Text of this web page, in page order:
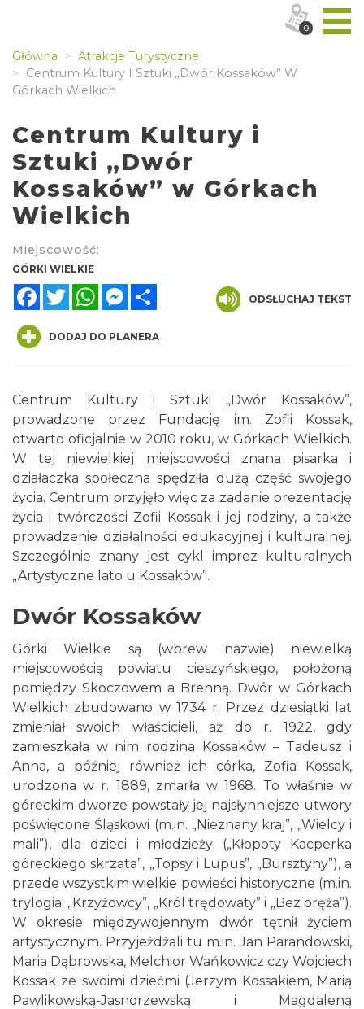
Główna
Atrakcje Turystyczne
Centrum Kultury I Sztuki „Dwór Kossaków” W
Górkach Wielkich
Centrum Kultury i
Sztuki „Dwór
Kossaków” w Górkach
Wielkich
Miejscowość:
GÓRKI WIELKIE
FacebookTwitterWhatsAppMessenger
ODSŁUCHAJ TEKST
DODAJ DO PLANERA
Centrum Kultury i Sztuki „Dwór Kossaków”,
prowadzone przez Fundację im. Zofii Kossak,
otwarto oficjalnie w 2010 roku, w Górkach Wielkich.
W tej niewielkiej miejscowości znana pisarka i
działaczka społeczna spędziła dużą część swojego
życia. Centrum przyjęło więc za zadanie prezentację
życia i twórczości Zofii Kossak i jej rodziny, a także
prowadzenie działalności edukacyjnej i kulturalnej.
Szczególnie znany jest cykl imprez kulturalnych
„Artystyczne lato u Kossaków”.
Dwór Kossaków
Górki Wielkie są (wbrew nazwie) niewielką
miejscowością powiatu cieszyńskiego, położoną
pomiędzy Skoczowem a Brenną. Dwór w Górkach
Wielkich zbudowano w 1734 r. Przez dziesiątki lat
zmieniał swoich właścicieli, aż do r. 1922, gdy
zamieszkała w nim rodzina Kossaków – Tadeusz i
Anna, a później również ich córka, Zofia Kossak,
urodzona w r. 1889, zmarła w 1968. To właśnie w
góreckim dworze powstały jej najsłynniejsze utwory
poświęcone Śląskowi (m.in. „Nieznany kraj”, „Wielcy i
mali”), dla dzieci i młodzieży („Kłopoty Kacperka
góreckiego skrzata”, „Topsy i Lupus”, „Bursztyny”), a
przede wszystkim wielkie powieści historyczne (m.in.
trylogia: „Krzyżowcy”, „Król trędowaty” i „Bez oręża”).
W okresie międzywojennym dwór tętnił życiem
artystycznym. Przyjeżdżali tu m.in. Jan Parandowski,
Maria Dąbrowska, Melchior Wańkowicz czy Wojciech
Kossak ze swoimi dziećmi (Jerzym Kossakiem, Marią
Pawlikowską-Jasnorzewską i Magdaleną
0